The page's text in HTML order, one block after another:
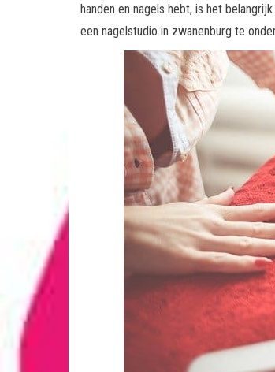
handen en nagels hebt, is het
een nagelstudio in zwanenburg te